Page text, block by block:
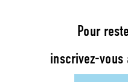
Pour
inscrivez-